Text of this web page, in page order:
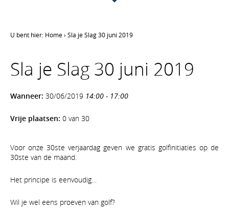
U bent hier: Home› Sla je Slag 30 juni 2019
Sla je Slag 30 juni 2019
Wanneer: 30/06/2019 14:00 - 17:00
Vrije plaatsen: 0 van 30
Voor onze 30ste verjaardag geven we gratis golfinitiaties op de
30ste van de maand.
Het principe is eenvoudig…
Wil je wel eens proeven van golf?